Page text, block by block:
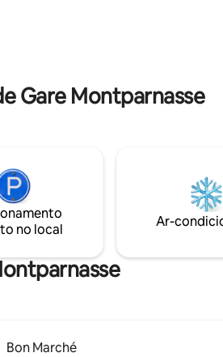
Gare Montparnasse
no local
Ar-
Bon Marché